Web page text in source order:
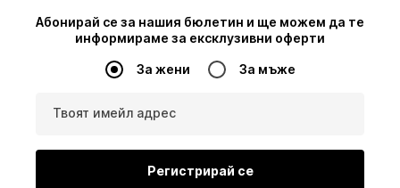
Абонирай се за нашия бюлетин и ще можем да те
информираме за ексклузивни оферти
За жени За мъже
Твоят имейл адрес
Регистрирай се